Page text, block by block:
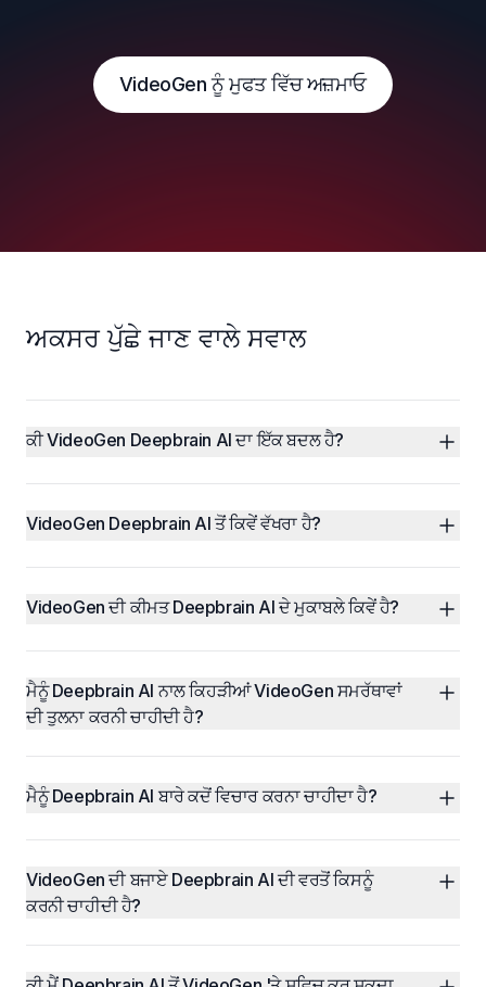
VideoGen ਨੂੰ ਮੁਫਤ ਵਿੱਚ ਅਜ਼ਮਾਓ
ਅਕਸਰ ਪੁੱਛੇ ਜਾਣ ਵਾਲੇ ਸਵਾਲ
ਕੀ VideoGen Deepbrain AI ਦਾ ਇੱਕ ਬਦਲ ਹੈ?
VideoGen Deepbrain AI ਤੋਂ ਕਿਵੇਂ ਵੱਖਰਾ ਹੈ?
VideoGen ਦੀ ਕੀਮਤ Deepbrain AI ਦੇ ਮੁਕਾਬਲੇ ਕਿਵੇਂ ਹੈ?
ਮੈਨੂੰ Deepbrain AI ਨਾਲ ਕਿਹੜੀਆਂ VideoGen ਸਮਰੱਥਾਵਾਂ
ਦੀ ਤੁਲਨਾ ਕਰਨੀ ਚਾਹੀਦੀ ਹੈ?
ਮੈਨੂੰ Deepbrain AI ਬਾਰੇ ਕਦੋਂ ਵਿਚਾਰ ਕਰਨਾ ਚਾਹੀਦਾ ਹੈ?
VideoGen ਦੀ ਬਜਾਏ Deepbrain AI ਦੀ ਵਰਤੋਂ ਕਿਸਨੂੰ
ਕਰਨੀ ਚਾਹੀਦੀ ਹੈ?